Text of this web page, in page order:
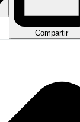
Compartir